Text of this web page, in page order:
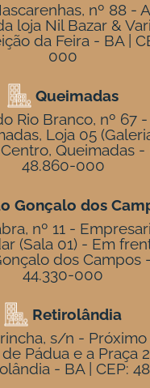
nº 88 -
loja Nil Bazar &
da Feira - BA |
000
Queimadas
Rio Branco, nº 67
Loja 05
Queimadas -
48.860-000
Gonçalo dos
nº 11 -
(Sala 01) - Em
dos Campos
44.330-000
Retirolândia
s/n - Próximo
Pádua e a Praça
- BA | CEP: